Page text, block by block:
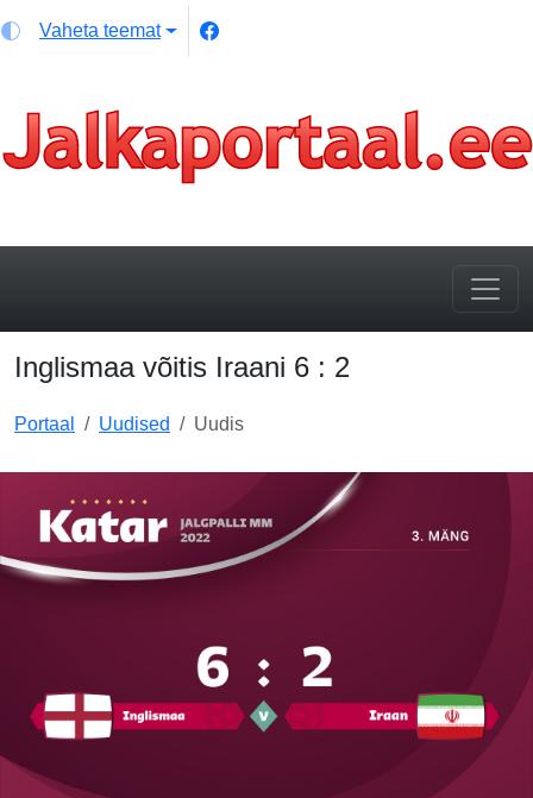
Vaheta teemat
Inglismaa võitis Iraani 6 : 2
Portaal Uudised Uudis